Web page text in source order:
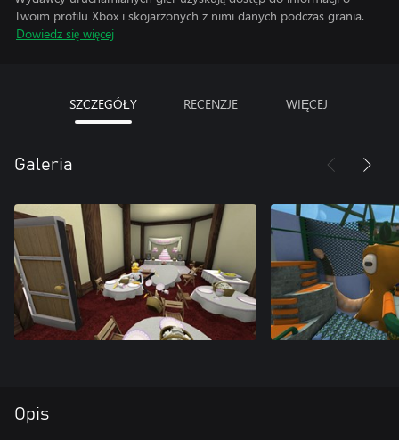
Twoim profilu Xbox i skojarzonych z nimi danych podczas grania.
Dowiedz się więcej
SZCZEGÓŁY RECENZJE WIĘCEJ
Galeria
Opis